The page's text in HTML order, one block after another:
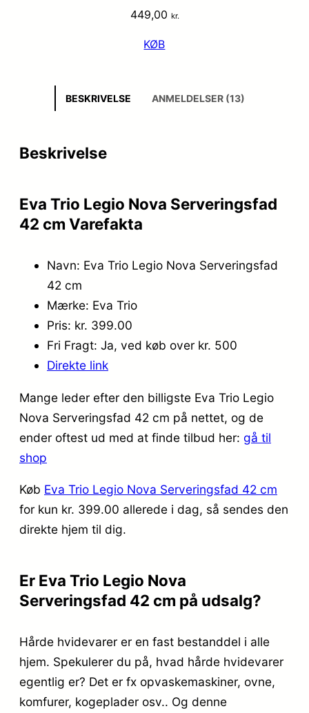
449,00 kr.
KØB
BESKRIVELSE ANMELDELSER (13)
Beskrivelse
Eva Trio Legio Nova Serveringsfad
42 cm Varefakta
Navn: Eva Trio Legio Nova Serveringsfad
42 cm
Mærke: Eva Trio
Pris: kr. 399.00
Fri Fragt: Ja, ved køb over kr. 500
Direkte link
Mange leder efter den billigste Eva Trio Legio
Nova Serveringsfad 42 cm på nettet, og de
ender oftest ud med at finde tilbud her: gå til
shop
Køb Eva Trio Legio Nova Serveringsfad 42 cm
for kun kr. 399.00 allerede i dag, så sendes den
direkte hjem til dig.
Er Eva Trio Legio Nova
Serveringsfad 42 cm på udsalg?
Hårde hvidevarer er en fast bestanddel i alle
hjem. Spekulerer du på, hvad hårde hvidevarer
egentlig er? Det er fx opvaskemaskiner, ovne,
komfurer, kogeplader osv.. Og denne